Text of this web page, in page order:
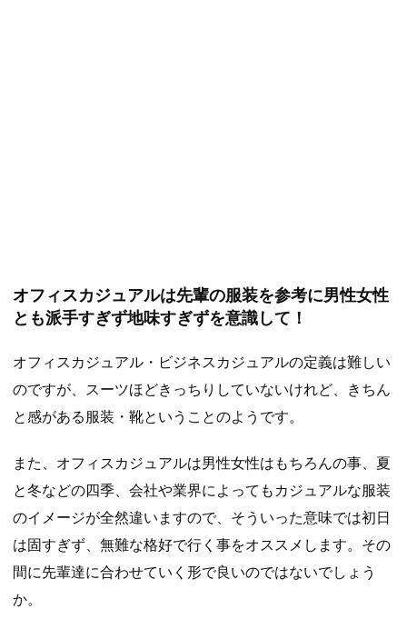
オフィスカジュアルは先輩の服装を参考に男性女性
とも派手すぎず地味すぎずを意識して！
オフィスカジュアル・ビジネスカジュアルの定義は難しい
のですが、スーツほどきっちりしていないけれど、きちん
と感がある服装・靴ということのようです。
また、オフィスカジュアルは男性女性はもちろんの事、夏
と冬などの四季、会社や業界によってもカジュアルな服装
のイメージが全然違いますので、そういった意味では初日
は固すぎず、無難な格好で行く事をオススメします。その
間に先輩達に合わせていく形で良いのではないでしょう
か。